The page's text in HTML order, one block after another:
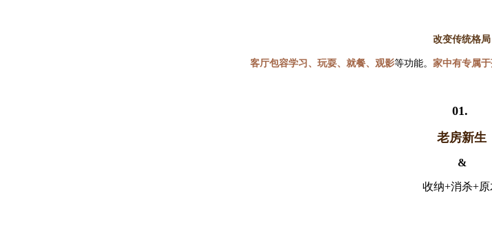
改变传统格局
客厅包容学习、玩耍、就餐、观影等功能。 家中有专属
01.
老房新生
&
收纳+消杀+原